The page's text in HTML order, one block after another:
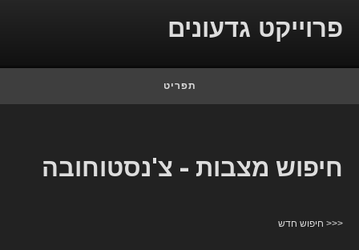
פרוייקט גדעונים
תפריט
חיפוש מצבות - צ'נסטוחובה
<<< חיפוש חדש